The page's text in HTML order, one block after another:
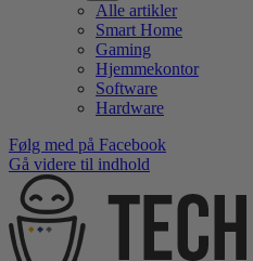
Alle artikler
Smart Home
Gaming
Hjemmekontor
Software
Hardware
Følg med på Facebook
Gå videre til indhold